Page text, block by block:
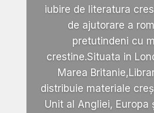
iubire de literatura
de ajutorare a
pretutindeni cu
crestine.Situata in
Marea
distribuie materiale
Unit al Angliei, Europa